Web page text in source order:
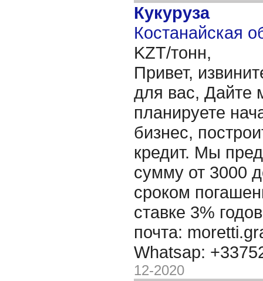
Кукуруза
Костанайская
KZT/тонн,
Привет,
для вас, Дайте
планируете
бизнес,
кредит. Мы
сумму от 3000
сроком
ставке 3%
почта:
Whatsap:
12-2020